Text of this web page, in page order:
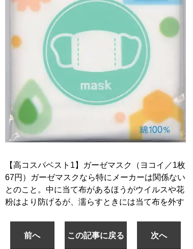
【高コスパベスト1】ガーゼマスク（ヨコイ／1枚
67円）ガーゼマスクなら特にメーカーは関係ない
とのこと。中に当て布があるほうがウイルスや花
粉はより防げるが、濡らすときには当て布を外す
前へ この記事に戻る 次へ